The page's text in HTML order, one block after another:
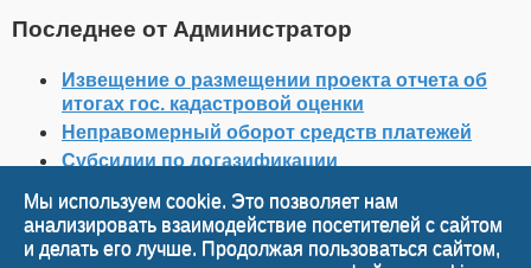
Последнее от Администратор
Извещение о размещении проекта отчета об
итогах гос. кадастровой оценки
Неправомерный оборот средств платежей
Субсидии по догазификации
«НСА Помощник агрария»
РСЧС Волгоградская область сообщает
Наверх
Мы используем cookie. Это позволяет нам
анализировать взаимодействие посетителей с сайтом
и делать его лучше. Продолжая пользоваться сайтом,